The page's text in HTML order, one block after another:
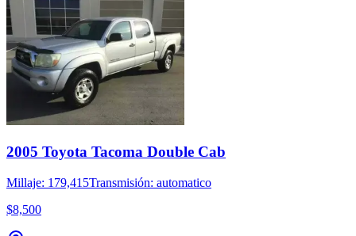
2005 Toyota Tacoma Double Cab
Millaje: 179,415Transmisión: automatico
$8,500